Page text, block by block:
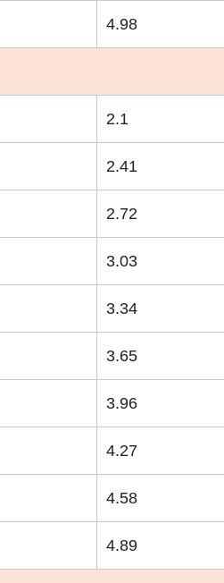
4.98
2.1
2.41
2.72
3.03
3.34
3.65
3.96
4.27
4.58
4.89